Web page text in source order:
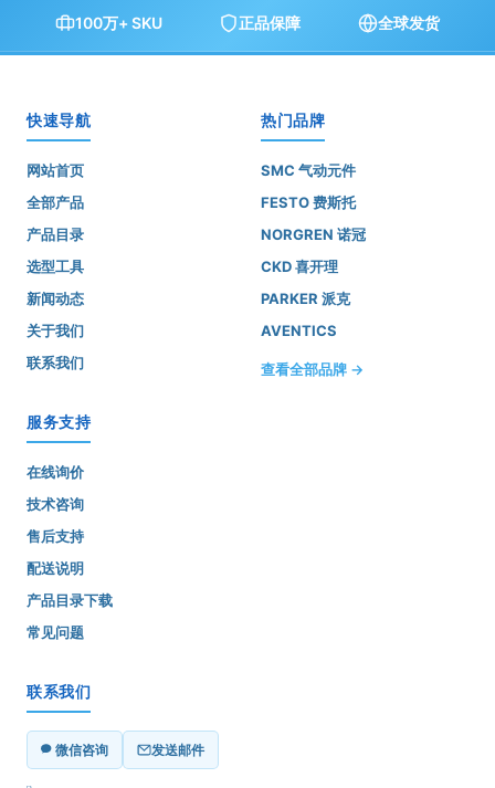
100万+ SKU 正品保障 全球发货
快速导航
网站首页
全部产品
产品目录
选型工具
新闻动态
关于我们
联系我们
热门品牌
SMC 气动元件
FESTO 费斯托
NORGREN 诺冠
CKD 喜开理
PARKER 派克
AVENTICS
查看全部品牌 →
服务支持
在线询价
技术咨询
售后支持
配送说明
产品目录下载
常见问题
联系我们
微信咨询 发送邮件